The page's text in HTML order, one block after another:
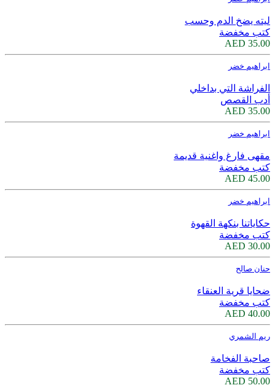
ليته يضخ الدم وحسب
كتب مخفضة
35.00 AED
ابراهيم خضر
الفراشة التي بداخلي
أدب القصص
35.00 AED
ابراهيم خضر
مقهى فارغ واغنية قديمة
كتب مخفضة
45.00 AED
ابراهيم خضر
حكاياتنا بنكهة القهوة
كتب مخفضة
30.00 AED
حنان صالح
ضحايا قرية العنقاء
كتب مخفضة
40.00 AED
ريم الشمري
صاحبة الفخامة
كتب مخفضة
50.00 AED